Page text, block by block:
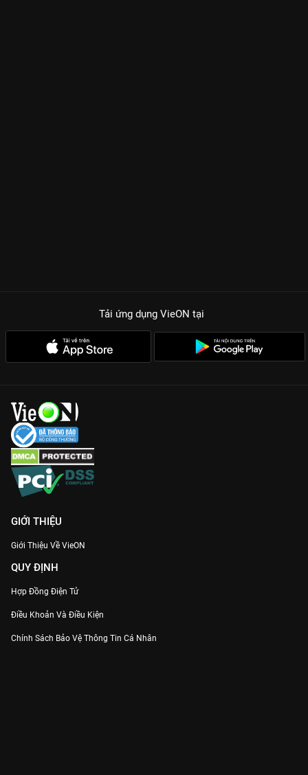
Tải ứng dụng VieON tại
GIỚI THIỆU
Giới Thiệu Về VieON
QUY ĐỊNH
Hợp Đồng Điện Tử
Điều Khoản Và Điều Kiện
Chính Sách Bảo Vệ Thông Tin Cá Nhân